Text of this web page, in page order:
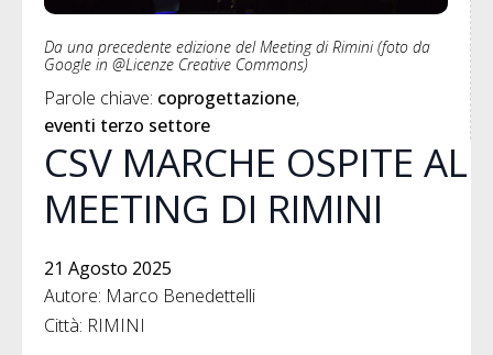
Da una precedente edizione del Meeting di Rimini (foto da
Google in @Licenze Creative Commons)
Parole chiave: coprogettazione
eventi terzo settore
CSV MARCHE OSPITE AL
MEETING DI RIMINI
21 Agosto 2025
Autore: Marco Benedettelli
Città: RIMINI